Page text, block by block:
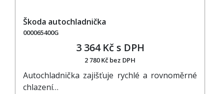
Škoda autochladnička
000065400G
3 364 Kč s DPH
2 780 Kč bez DPH
Autochladnička zajišťuje rychlé a rovnoměrné
chlazení…